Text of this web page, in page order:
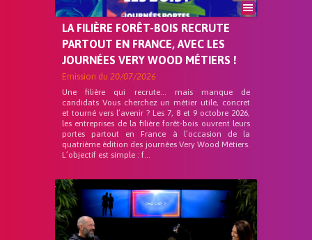
LA FILIÈRE FORÊT-BOIS RECRUTE
PARTOUT EN FRANCE, AVEC LES
JOURNÉES VERY WOOD MÉTIERS !
Emission du 20/07/2026
Une filière qui recrute… mais manque de
candidats Vous cherchez un métier utile, concret
et tourné vers l’avenir ? Les 7, 8 et 9 octobre 2026,
les entreprises de la filière forêt-bois ouvrent leurs
portes partout en France à l’occasion de la
quatrième édition des journées Very Wood Métiers.
L’objectif est simple : f...